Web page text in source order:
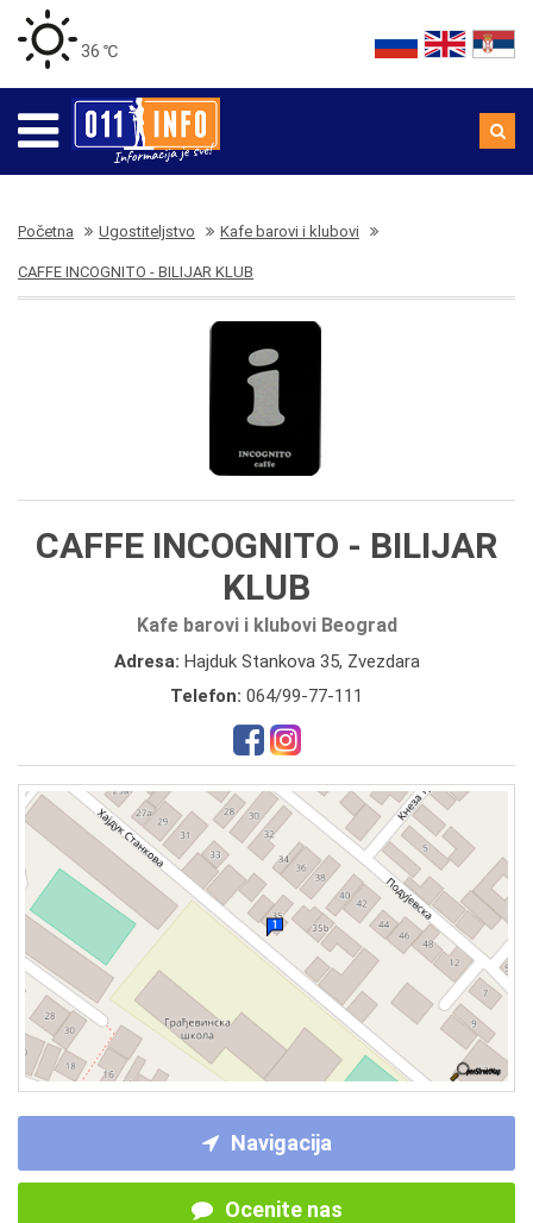
36 ℃
Početna Ugostiteljstvo Kafe barovi i klubovi
CAFFE INCOGNITO - BILIJAR KLUB
CAFFE INCOGNITO - BILIJAR
KLUB
Kafe barovi i klubovi Beograd
Adresa: Hajduk Stankova 35, Zvezdara
Telefon: 064/99-77-111
Navigacija
Ocenite nas